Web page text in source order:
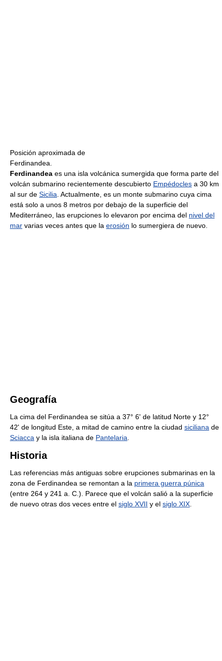
Posición aproximada de
Ferdinandea.
Ferdinandea es una isla volcánica sumergida que forma parte del
volcán submarino recientemente descubierto Empédocles a 30 km
al sur de Sicilia. Actualmente, es un monte submarino cuya cima
está solo a unos 8 metros por debajo de la superficie del
Mediterráneo, las erupciones lo elevaron por encima del nivel del
mar varias veces antes que la erosión lo sumergiera de nuevo.
Geografía
La cima del Ferdinandea se sitúa a 37° 6' de latitud Norte y 12°
42' de longitud Este, a mitad de camino entre la ciudad siciliana de
Sciacca y la isla italiana de Pantelaria.
Historia
Las referencias más antiguas sobre erupciones submarinas en la
zona de Ferdinandea se remontan a la primera guerra púnica
(entre 264 y 241 a. C.). Parece que el volcán salió a la superficie
de nuevo otras dos veces entre el siglo XVII y el siglo XIX.